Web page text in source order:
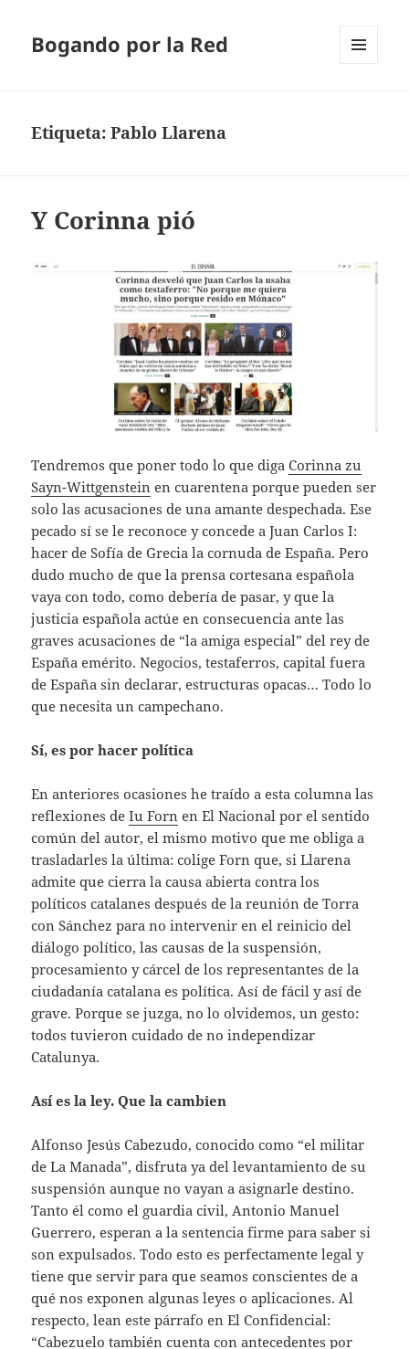
Bogando por la Red
Etiqueta:Pablo Llarena
Y Corinna pió
Tendremos que poner todo lo que digaCorinna zu
Sayn-Wittgenstein en cuarentena porque pueden ser
solo las acusaciones de una amante despechada. Ese
pecado sí se le reconoce y concede a Juan Carlos I:
hacer de Sofía de Grecia la cornuda de España. Pero
dudo mucho de que la prensa cortesana española
vaya con todo, como debería de pasar, y que la
justicia española actúe en consecuencia ante las
graves acusaciones de “la amiga especial” del rey de
España emérito. Negocios, testaferros, capital fuera
de España sin declarar, estructuras opacas… Todo lo
que necesita un campechano.
Sí, es por hacer política
En anteriores ocasiones he traído a esta columna las
reflexiones deIu Forn en El Nacional por el sentido
común del autor, el mismo motivo que me obliga a
trasladarles la última: colige Forn que, si Llarena
admite que cierra la causa abierta contra los
políticos catalanes después de la reunión de Torra
con Sánchez para no intervenir en el reinicio del
diálogo político, las causas de la suspensión,
procesamiento y cárcel de los representantes de la
ciudadanía catalana es política. Así de fácil y así de
grave. Porque se juzga, no lo olvidemos, un gesto:
todos tuvieron cuidado de no independizar
Catalunya.
Así es la ley. Que la cambien
Alfonso Jesús Cabezudo, conocido como “el militar
de La Manada”, disfruta ya del levantamiento de su
suspensión aunque no vayan a asignarle destino.
Tanto él como el guardia civil, Antonio Manuel
Guerrero, esperan a la sentencia firme para saber si
son expulsados. Todo esto es perfectamente legal y
tiene que servir para que seamos conscientes de a
qué nos exponen algunas leyes o aplicaciones. Al
respecto, lean este párrafo en El Confidencial:
“Cabezuelo también cuenta con antecedentes por